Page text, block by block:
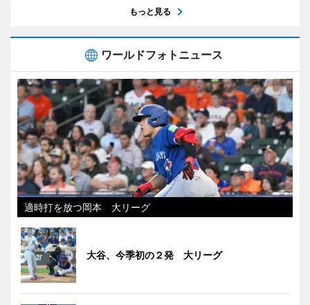
もっと見る
ワールドフォトニュース
適時打を放つ岡本 大リーグ
大谷、今季初の２発 大リーグ